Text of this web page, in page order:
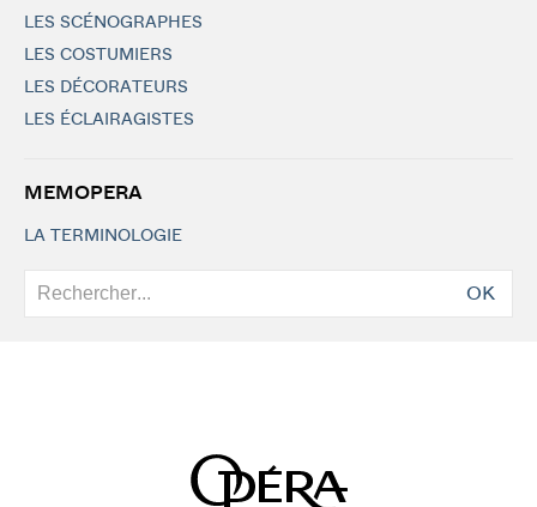
LES SCÉNOGRAPHES
LES COSTUMIERS
LES DÉCORATEURS
LES ÉCLAIRAGISTES
MEMOPERA
LA TERMINOLOGIE
OK